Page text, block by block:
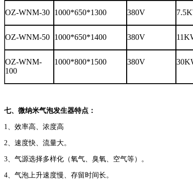
OZ-WNM-30 1000*650*1300 380V
OZ-WNM-50 1000*650*1400 380V
OZ-WNM-
100
1000*800*1500 380V
七、微纳米气泡发生器特点：
1、效率高、浓度高
2、速度快、流量大。
3、气源选择多样化（氧气、臭氧、空气等）。
4、气泡上升速度慢、存留时间长。